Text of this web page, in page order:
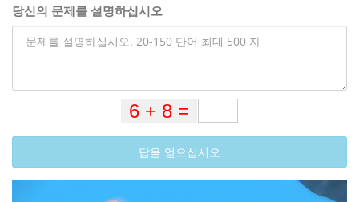
당신의 문제를 설명하십시오
답을 얻으십시오